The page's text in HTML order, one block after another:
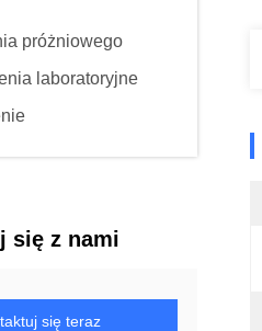
próżniowego
laboratoryjne
się z nami
się teraz